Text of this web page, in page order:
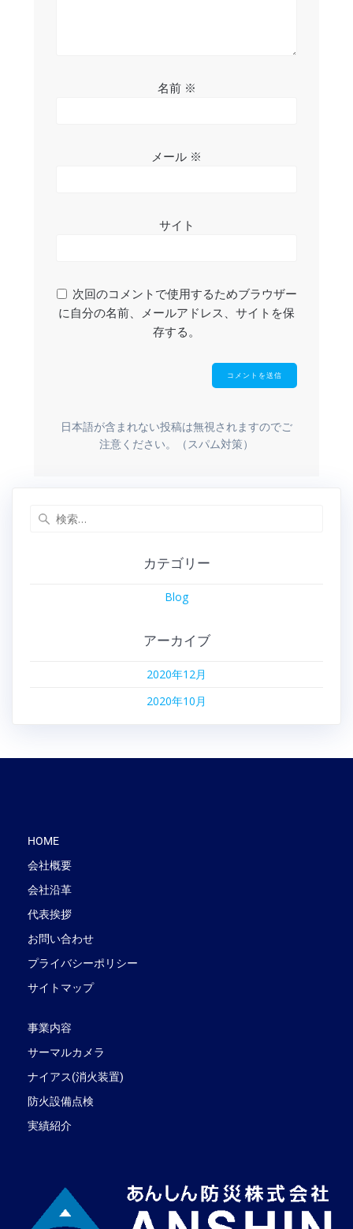
名前 ※
メール ※
サイト
次回のコメントで使用するためブラウザー
に自分の名前、メールアドレス、サイトを保
存する。
日本語が含まれない投稿は無視されますのでご
注意ください。（スパム対策）
カテゴリー
Blog
アーカイブ
2020年12月
2020年10月
HOME
会社概要
会社沿革
代表挨拶
お問い合わせ
プライバシーポリシー
サイトマップ
事業内容
サーマルカメラ
ナイアス(消火装置)
防火設備点検
実績紹介